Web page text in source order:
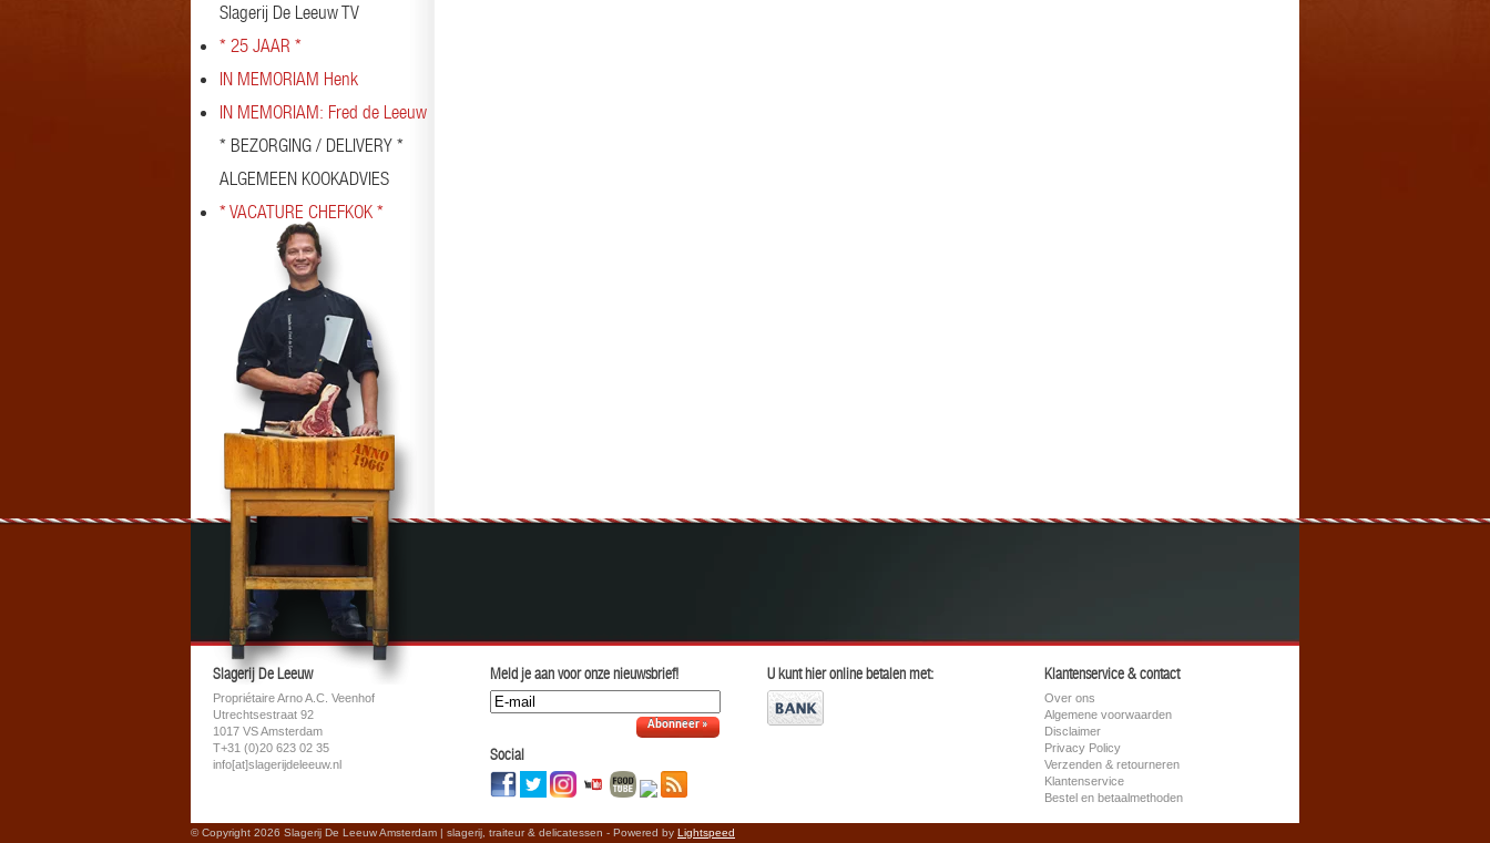
Slagerij De Leeuw TV
* 25 JAAR *
IN MEMORIAM Henk
IN MEMORIAM: Fred de Leeuw
* BEZORGING / DELIVERY *
ALGEMEEN KOOKADVIES
* VACATURE CHEFKOK *
Slagerij De Leeuw
Propriétaire Arno A.C. Veenhof
Utrechtsestraat 92
1017 VS Amsterdam
T+31 (0)20 623 02 35
info[at]slagerijdeleeuw.nl
Meld je aan voor onze nieuwsbrief!
Abonneer »
Social
U kunt hier online betalen met: Klantenservice & contact
Over ons
Algemene voorwaarden
Disclaimer
Privacy Policy
Verzenden & retourneren
Klantenservice
Bestel en betaalmethoden
© Copyright 2026 Slagerij De Leeuw Amsterdam | slagerij, traiteur & delicatessen - Powered by Lightspeed